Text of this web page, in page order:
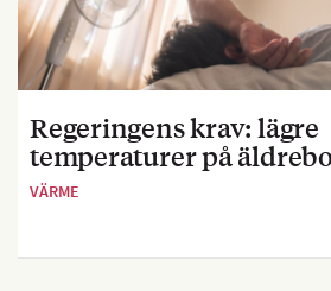
Regeringens krav: lägre
temperaturer på
VÄRME